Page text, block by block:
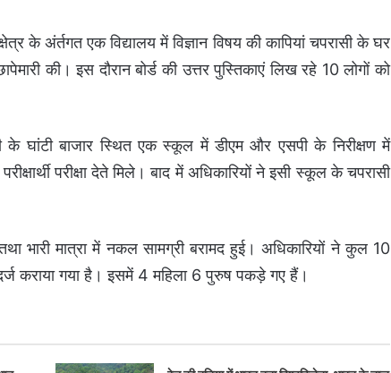
के अंर्तगत एक विद्यालय में विज्ञान विषय की कापियां चपरासी के घर
की। इस दौरान बोर्ड की उत्तर पुस्तिकाएं लिख रहे 10 लोगों को
के घांटी बाजार स्थित एक स्कूल में डीएम और एसपी के निरीक्षण में
परीक्षा देते मिले। बाद में अधिकारियों ने इसी स्कूल के चपरासी
भारी मात्रा में नकल सामग्री बरामद हुई। अधिकारियों ने कुल 10
कराया गया है। इसमें 4 महिला 6 पुरुष पकड़े गए हैं।